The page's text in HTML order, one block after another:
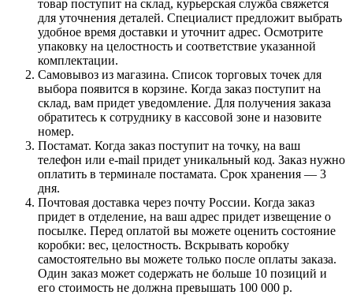
товар поступит на склад, курьерская служба свяжется
для уточнения деталей. Специалист предложит выбрать
удобное время доставки и уточнит адрес. Осмотрите
упаковку на целостность и соответствие указанной
комплектации.
Самовывоз из магазина. Список торговых точек для
выбора появится в корзине. Когда заказ поступит на
склад, вам придет уведомление. Для получения заказа
обратитесь к сотруднику в кассовой зоне и назовите
номер.
Постамат. Когда заказ поступит на точку, на ваш
телефон или e-mail придет уникальный код. Заказ нужно
оплатить в терминале постамата. Срок хранения — 3
дня.
Почтовая доставка через почту России. Когда заказ
придет в отделение, на ваш адрес придет извещение о
посылке. Перед оплатой вы можете оценить состояние
коробки: вес, целостность. Вскрывать коробку
самостоятельно вы можете только после оплаты заказа.
Один заказ может содержать не больше 10 позиций и
его стоимость не должна превышать 100 000 р.